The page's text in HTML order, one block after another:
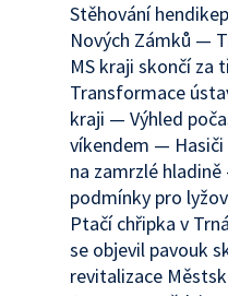
Stěhování
Nových Zámků —
MS kraji skončí za
Transformace
kraji — Výhled
víkendem — Hasiči
na zamrzlé
podmínky pro
Ptačí chřipka v
se objevil pavouk
revitalizace